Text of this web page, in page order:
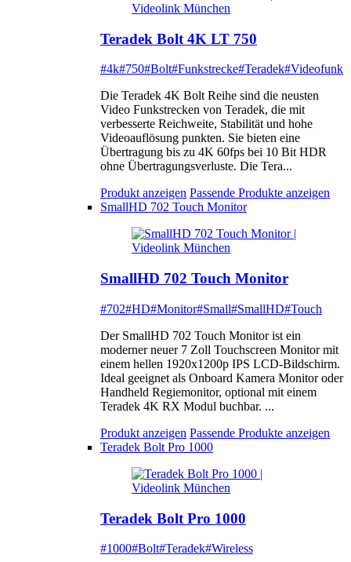
Teradek Bolt 4K LT 750
#4k#750#Bolt#Funkstrecke#Teradek#Videofunk
Die Teradek 4K Bolt Reihe sind die neusten
Video Funkstrecken von Teradek, die mit
verbesserte Reichweite, Stabilität und hohe
Videoauflösung punkten. Sie bieten eine
Übertragung bis zu 4K 60fps bei 10 Bit HDR
ohne Übertragungsverluste. Die Tera...
Produkt anzeigen Passende Produkte anzeigen
SmallHD 702 Touch Monitor
SmallHD 702 Touch Monitor
#702#HD#Monitor#Small#SmallHD#Touch
Der SmallHD 702 Touch Monitor ist ein
moderner neuer 7 Zoll Touchscreen Monitor mit
einem hellen 1920x1200p IPS LCD-Bildschirm.
Ideal geeignet als Onboard Kamera Monitor oder
Handheld Regiemonitor, optional mit einem
Teradek 4K RX Modul buchbar. ...
Produkt anzeigen Passende Produkte anzeigen
Teradek Bolt Pro 1000
Teradek Bolt Pro 1000
#1000#Bolt#Teradek#Wireless